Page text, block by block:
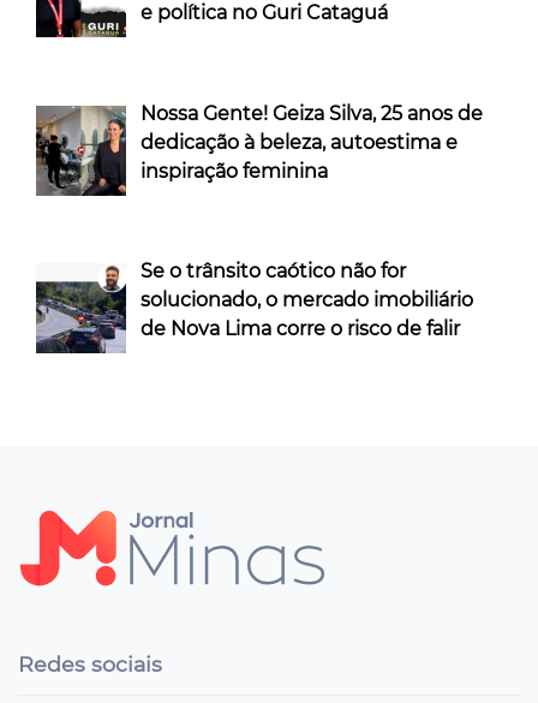
e política no Guri Cataguá
Nossa Gente! Geiza Silva, 25 anos de
dedicação à beleza, autoestima e
inspiração feminina
Se o trânsito caótico não for
solucionado, o mercado imobiliário
de Nova Lima corre o risco de falir
Redes sociais